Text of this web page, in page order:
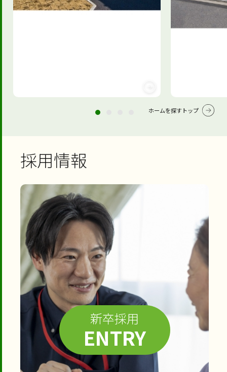
ホームを探すトップ
採用情報
新卒採用
ENTRY